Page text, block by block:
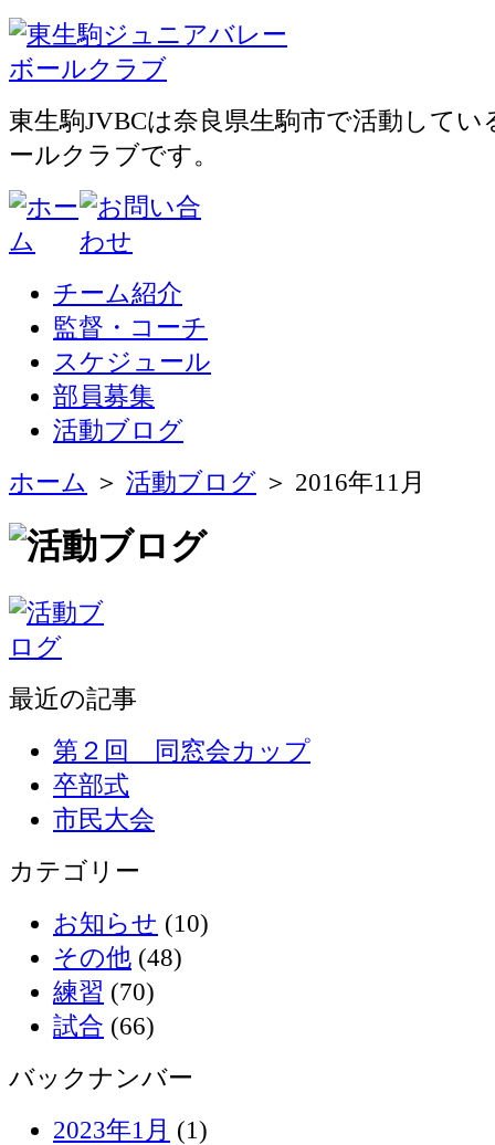
東生駒JVBCは奈良県生駒市で活動して
ールクラブです。
チーム紹介
監督・コーチ
スケジュール
部員募集
活動ブログ
ホーム ＞ 活動ブログ ＞ 2016年11月
最近の記事
第２回 同窓会カップ
卒部式
市民大会
カテゴリー
お知らせ (10)
その他 (48)
練習 (70)
試合 (66)
バックナンバー
2023年1月 (1)